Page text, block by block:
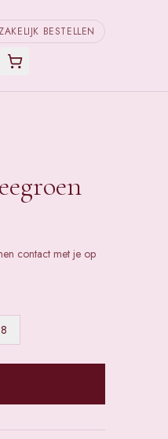
ZAKELIJK BESTELLEN
contact met je op